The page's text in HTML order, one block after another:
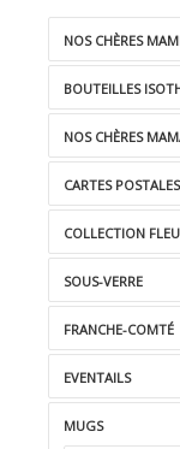
NOS CHÈRES
BOUTEILLES
NOS CHÈRES
CARTES POSTALES
COLLECTION
SOUS-VERRE
FRANCHE-COMTÉ
EVENTAILS
MUGS